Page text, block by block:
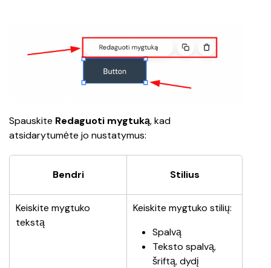
Spauskite Redaguoti mygtuką, kad
atsidarytumėte jo nustatymus:
Bendri Stilius
Keiskite mygtuko
tekstą
Keiskite mygtuko stilių:
Spalvą
Teksto spalvą,
šriftą, dydį